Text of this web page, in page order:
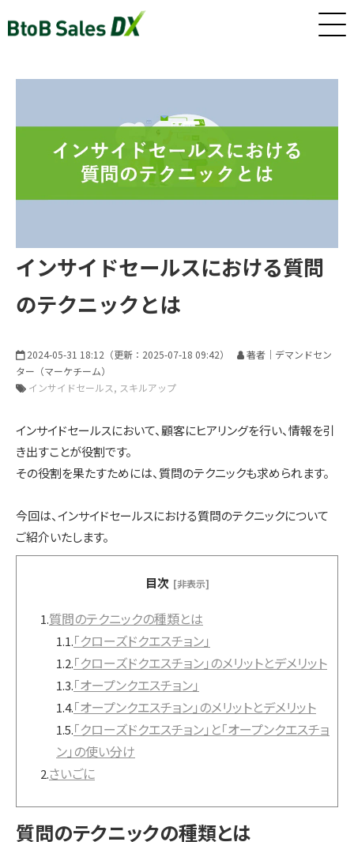
サービス
新卒・若手向けインサイドセールス研修・トレーニング
インサイドセールス 改善伴走プログラム
インサイドセールスBPO（業務委託/アウトソーシング）
BtoBマーケティング基礎研修（ゲーム体験型）
導入事例
私たちの理念
インサイドセールスにおける質問
のテクニックとは
2024-05-31 18:12 （更新： 2025-07-18 09:42）
著者｜デマンドセン
ター（マーケチーム）
インサイドセールス
スキルアップ
インサイドセールスにおいて、顧客にヒアリングを行い、情報を引
き出すことが役割です。
その役割を果たすためには、質問のテクニックも求められます。
今回は、インサイドセールスにおける質問のテクニックについて
ご紹介いたします。
目次 [非表示]
1.質問のテクニックの種類とは
1.1.「クローズドクエスチョン」
1.2.「クローズドクエスチョン」のメリットとデメリット
1.3.「オープンクエスチョン」
1.4.「オープンクエスチョン」のメリットとデメリット
1.5.「クローズドクエスチョン」と「オープンクエスチョ
ン」の使い分け
2.さいごに
質問のテクニックの種類とは